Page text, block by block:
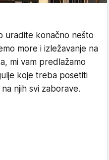
uradite konačno nešto
more i izležavanje na
mi vam predlažamo
koje treba posetiti
njih svi zaborave.